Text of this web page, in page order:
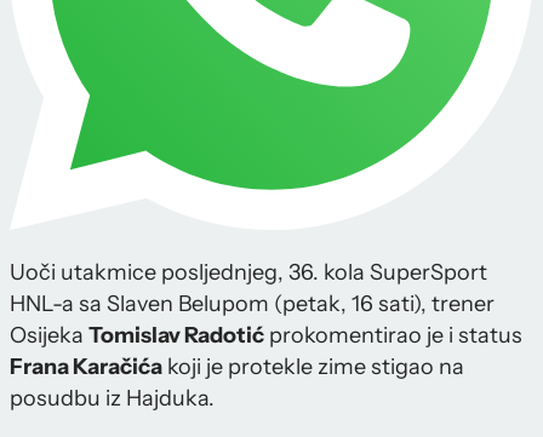
Uoči utakmice posljednjeg, 36. kola SuperSport
HNL-a sa Slaven Belupom (petak, 16 sati), trener
Osijeka Tomislav Radotić prokomentirao je i status
Frana Karačića koji je protekle zime stigao na
posudbu iz Hajduka.